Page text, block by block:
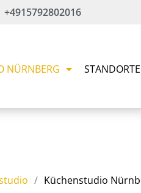
+4915792802016
NÜRNBERG STANDORTE
/ Küchenstudio